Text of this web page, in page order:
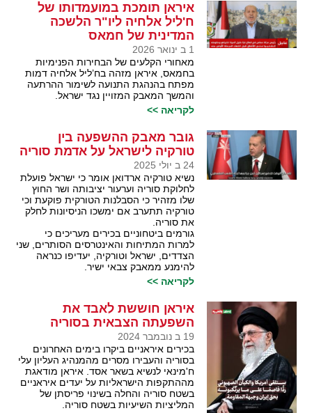
איראן תומכת במועמדותו של
ח'ליל אלחיה ליו"ר הלשכה
המדינית של חמאס
1 ב ינואר 2026
מאחורי הקלעים של הבחירות הפנימיות
בחמאס, איראן מזהה בח’ליל אלחיה דמות
מפתח בהנהגת התנועה לשימור ההרתעה
והמשך המאבק המזויין נגד ישראל.
לקריאה >>
גובר מאבק ההשפעה בין
טורקיה לישראל על אדמת סוריה
24 ב יולי 2025
נשיא טורקיה ארדואן אומר כי ישראל פועלת
לחלוקת סוריה וערעור יציבותה ושר החוץ
שלו מזהיר כי הסבלנות הטורקית פוקעת וכי
טורקיה תתערב אם ימשכו הניסיונות לחלק
את סוריה.
גורמים ביטחוניים בכירים מעריכים כי
למרות המתיחות והאינטרסים הסותרים, שני
הצדדים, ישראל וטורקיה, יעדיפו כנראה
להימנע ממאבק צבאי ישיר.
לקריאה >>
איראן חוששת לאבד את
השפעתה הצבאית בסוריה
19 ב נובמבר 2024
בכירים איראניים ביקרו בימים האחרונים
בסוריה והעבירו מסרים מהמנהיג העליון עלי
ח'מינאי לנשיא בשאר אסד. איראן מודאגת
מההתקפות הישראליות על יעדים איראניים
בשטח סוריה והחלה בשינוי פריסתן של
המליציות השיעיות בשטח סוריה.